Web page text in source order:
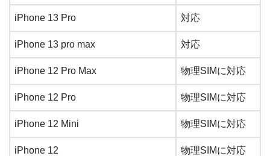
iPhone 13 Pro 対応
iPhone 13 pro max 対応
iPhone 12 Pro Max 物理SIMに対応
iPhone 12 Pro 物理SIMに対応
iPhone 12 Mini 物理SIMに対応
iPhone 12 物理SIMに対応